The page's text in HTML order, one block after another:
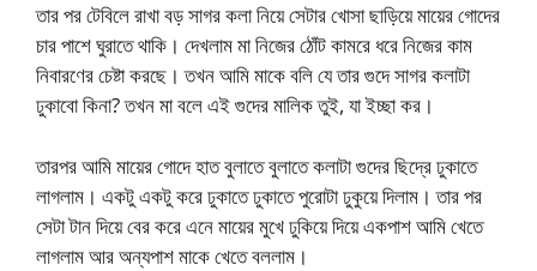
তার পর টেবিলে রাখা বড় সাগর কলা নিয়ে সেটার খোসা ছাড়িয়ে মায়ের গোদের
চার পাশে ঘুরাতে থাকি। দেখলাম মা নিজের ঠোঁট কামরে ধরে নিজের কাম
নিবারণের চেষ্টা করছে। তখন আমি মাকে বলি যে তার গুদে সাগর কলাটা
ঢুকাবো কিনা? তখন মা বলে এই গুদের মালিক তুই, যা ইচ্ছা কর।
তারপর আমি মায়ের গোদে হাত বুলাতে বুলাতে কলাটা গুদের ছিদ্রে ঢুকাতে
লাগলাম। একটু একটু করে ঢুকাতে ঢুকাতে পুরোটা ঢুকুয়ে দিলাম। তার পর
সেটা টান দিয়ে বের করে এনে মায়ের মুখে ঢুকিয়ে দিয়ে একপাশ আমি খেতে
লাগলাম আর অন্যপাশ মাকে খেতে বললাম।